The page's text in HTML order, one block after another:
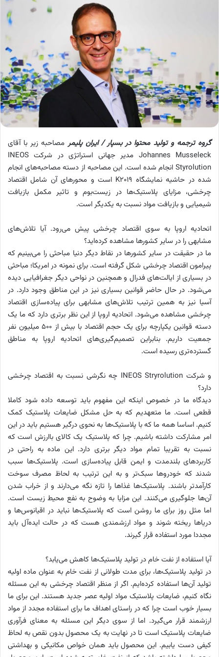
گروه ترجمه و تولید محتوا در بسپار / ایران پلیمرمصاحبه زیر با آقای
Johannes Musseleck مدیر جهانی استراتژی در شرکت INEOS
Styrolution انجام شده است. این مصاحبه از دسته مصاحبه‌های انجام
شده در حاشیه نمایشگاه K2019 است و محورهای آن شامل اقتصاد
چرخشی، مزایای پلاستیک‌ها در زیست‌بوم و تاثیر مکمل بازیافت
شیمیایی و بازیافت مواد نسبت به یکدیگر است.
اتحادیه اروپا به سوی اقتصاد چرخشی پیش می‌رود. آیا تلاش‌های
مشابهی را در سایر کشورها مشاهده کرده‌اید؟
ما در حقیقت در سایر کشورها در نقاط دیگر دنیا مباحثی را می‌بینیم که
پیرامون اقتصاد چرخشی شکل گرفته است. برای نمونه در امریکا؛ مباحثی
در بسیاری از ایالت‌های فدرال و همچنین در نواحی دیگر جغرافیایی دیده
می‌‌شود. در حال حاضر قوانین بسیاری نیز در این مناطق وجود دارد. در
آسیا نیز به همین ترتیب تلاش‌های مشابهی برای پیاده‌سازی اقتصاد
چرخشی مشاهده می‌شود. اتحادیه اروپا از این نظر برتری دارد که ما یک
دسته قوانین یکپارچه برای یک حجم اقتصاد با بیش از 500 میلیون نفر
جمعیت داریم. بنابراین تصمیم‌‌گیری‌های اتحادیه اروپا به مناطق
گسترده‌تری رسیده است.
و شرکت INEOS Stryrolution چه نگرشی نسبت به اقتصاد چرخشی
دارد؟
دیدگاه ما در خصوص اینکه این مفهوم باید توسعه داده شود کاملا
قطعی است. ما متعهدیم که به حل مشکل ضایعات پلاستیک کمک
کنیم. اساسا همه ما که با پلاستیک‌ها به نحوی درگیر هستیم باید در این
امر مشارکت داشته باشیم. چرا که پلاستیک یک کالای باارزش است که
نسبت به تقریبا تمام مواد دیگر برتری دارد. این ماده به راحتی در
کاربردهای بلندمدت و ایمن قابل پیاده‌سازی است. پلاستیک‌ها سبب
شدند که خودروها سبک‌تر و به این ترتیب به لحاظ مصرف سوخت
کارآمدتر باشند. پلاستیک‌ها غذاها را تازه نگه می‌دارند و از خراب شدن
آن‌ها جلوگیری می‌کنند. این مزایا به وضوح به نفع محیط زیست است.
اما مثل روز برای ما روشن است که پلاستیک‌ها نباید در اقیانوس‌ها و
دریاها ریخته شوند و مواد ارزشمندی هست که در حالت ایده‌آل باید
مجددا مورد استفاده قرار گیرند.
آیا استفاده از نفت خام در تولید پلاستیک‌ها کاهش می‌یابد؟
در تولید پلاستیک‌ها، برای مدت طولانی از نفت خام به عنوان ماده اولیه
تولید آن‌ها استفاده کرده‌ایم. اگر از منظر اقتصاد چرخشی به این مسئله
نگاه کنیم، ضایعات پلاستیک مواد اولیه عصر جدید هستند. این برای ما
بسیار خوب است چرا که در راستای اهداف ما برای استفاده مجدد از مواد
ارزشمند قرار می‌گیرد. اما از سوی دیگر این مسئله به معنای فرآوری
ضایعات پلاستیک است تا در نهایت به یک محصول بدون نقص به لحاظ
کیفی دست یابیم. این محصول باید همان خواص مکانیکی و بهداشتی